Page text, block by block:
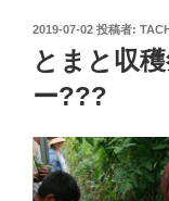
投
稿
日:
2019-07-02 投稿者:
とまと収
ー???